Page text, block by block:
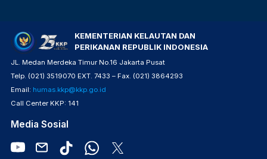
KEMENTERIAN KELAUTAN DAN
PERIKANAN REPUBLIK INDONESIA
JL. Medan Merdeka Timur No.16 Jakarta Pusat
Telp. (021) 3519070 EXT. 7433 – Fax. (021) 3864293
Email: humas.kkp@kkp.go.id
Call Center KKP: 141
Media Sosial